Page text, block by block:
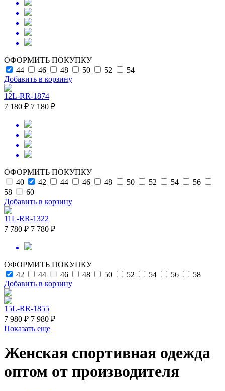
ОФОРМИТЬ ПОКУПКУ
44
46 48 50 52
54
Добавить в корзину
12L-RR-1874
7 180 ₽ 7 180 ₽
ОФОРМИТЬ ПОКУПКУ
40
42 44 46 48 50 52 54
56
58
60
Добавить в корзину
11L-RR-1322
7 780 ₽ 7 780 ₽
ОФОРМИТЬ ПОКУПКУ
42
44 46 48 50 52 54 56
58
Добавить в корзину
15L-RR-1855
7 980 ₽ 7 980 ₽
Показать еще
Женская спортивная одежда
оптом от производителя